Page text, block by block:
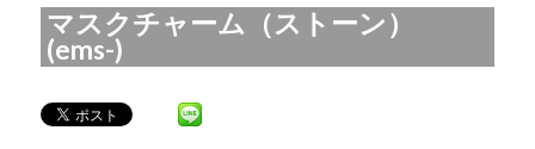
マスクチャーム（ストーン）
(ems-)